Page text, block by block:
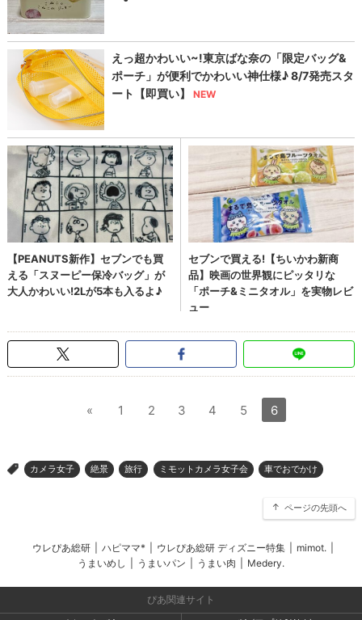
« 1 2 3 4 5 6
> カメラ女子 絶景 旅行 ミモットカメラ女子会 車でおでかけ
ページの先頭へ
ウレぴあ総研 ハピママ* ウレぴあ総研 ディズニー特集 mimot.
うまいめし
うまいパン うまい肉 Medery.
ぴあ関連サイト